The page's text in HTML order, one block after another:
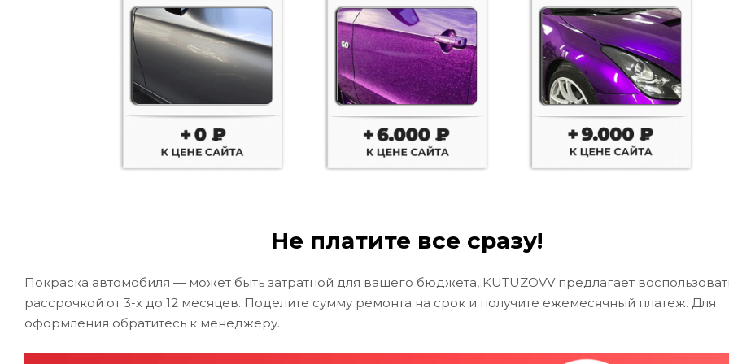
Не платите все сразу!
Покраска автомобиля — может быть затратной для вашего бюджета, KUTUZOVV предлагает
рассрочкой от 3-х до 12 месяцев. Поделите сумму ремонта на срок и получите ежемесячный платеж. Для
оформления обратитесь к менеджеру.